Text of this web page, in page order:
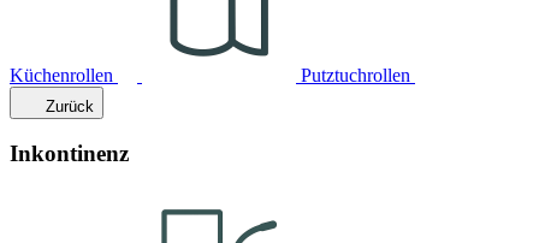
Küchenrollen Putztuchrollen
Zurück
Inkontinenz